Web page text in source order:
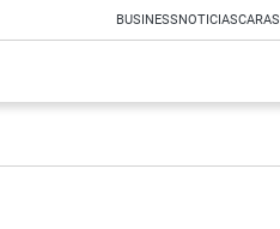
BUSINESSNOTICIASCARAS